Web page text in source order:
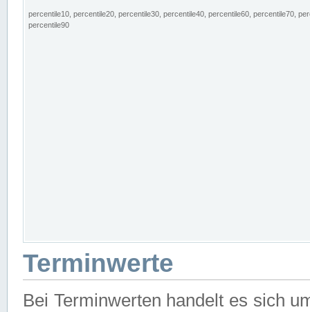
percentile10, percentile20, percentile30, percentile40, percentile60, percentile70,
percentile90
Terminwerte
Bei Terminwerten handelt es sich